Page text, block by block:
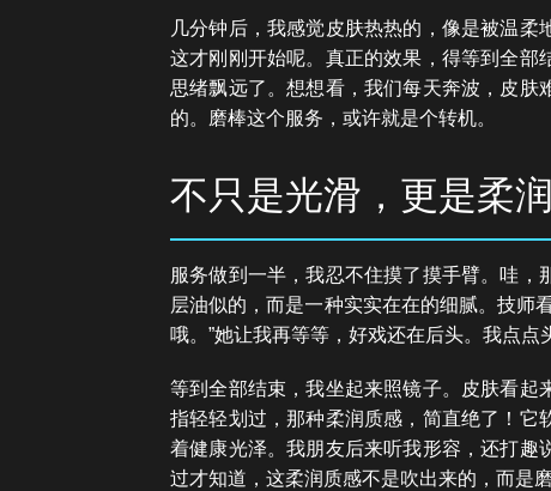
几分钟后，我感觉皮肤热热的，像是被温柔
这才刚刚开始呢。真正的效果，得等到全部
思绪飘远了。想想看，我们每天奔波，皮
的。磨棒这个服务，或许就是个转机。
不只是光滑，更是柔
服务做到一半，我忍不住摸了摸手臂。哇，
层油似的，而是一种实实在在的细腻。技师
哦。”她让我再等等，好戏还在后头。我点点
等到全部结束，我坐起来照镜子。皮肤看起
指轻轻划过，那种柔润质感，简直绝了！它
着健康光泽。我朋友后来听我形容，还打趣
过才知道，这柔润质感不是吹出来的，而是磨